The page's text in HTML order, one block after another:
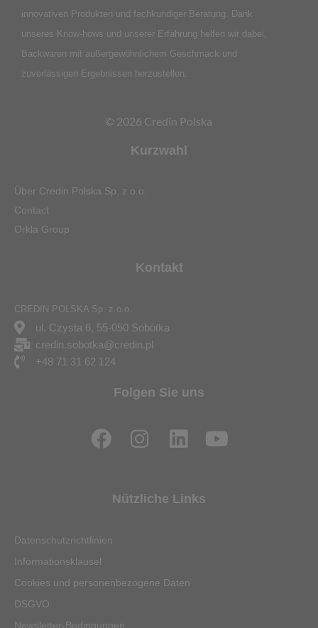
innovativen Produkten und fachkundiger Beratung. Dank
unseres Know-hows und unserer Erfahrung helfen wir dabei,
Backwaren mit außergewöhnlichem Geschmack und
zuverlässigen Ergebnissen herzustellen.
© 2026 Credin Polska
Kurzwahl
Über Credin Polska Sp. z o.o.
Contact
Orkla Group
Kontakt
CREDIN POLSKA Sp. z o.o.
ul. Czysta 6, 55-050 Sobótka
credin.sobotka@credin.pl
+48 71 31 62 124
Folgen Sie uns
F
a
o
o
k
I
n
t
a
L
i
k
n
Y
o
Nützliche Links
Datenschutzrichtlinien
Informationsklausel
Cookies und personenbezogene Daten
DSGVO
Newsletter-Bedingungen